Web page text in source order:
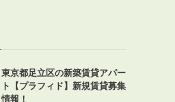
東京都足立区の新築賃貸アパー
ト【プラフィド】新規賃貸募集
情報！